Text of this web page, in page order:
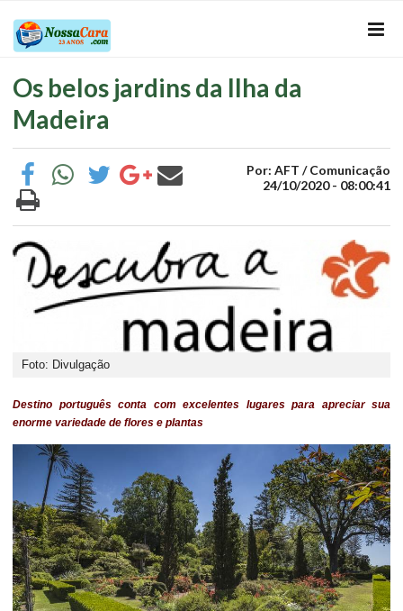
Os belos jardins da Ilha da
Madeira
Por: AFT / Comunicação
24/10/2020 - 08:00:41
Foto: Divulgação
Destino português conta com excelentes lugares para apreciar sua
enorme variedade de flores e plantas